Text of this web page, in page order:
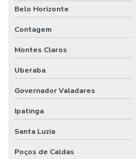
Belo Horizonte
Contagem
Montes Claros
Uberaba
Governador Valadares
Ipatinga
Santa Luzia
Poços de Caldas